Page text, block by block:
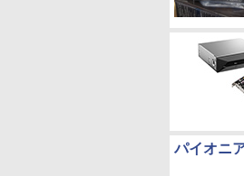
パイオニ